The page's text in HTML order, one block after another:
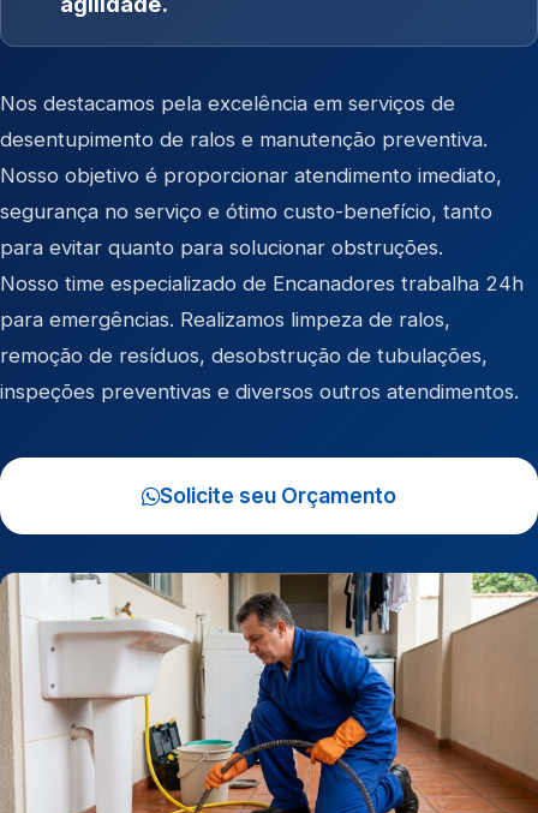
Nos destacamos pela excelência em serviços de
desentupimento de ralos e manutenção preventiva.
Nosso objetivo é proporcionar atendimento imediato,
segurança no serviço e ótimo custo-benefício, tanto
para evitar quanto para solucionar obstruções.
Nosso time especializado de Encanadores trabalha 24h
para emergências. Realizamos limpeza de ralos,
remoção de resíduos, desobstrução de tubulações,
inspeções preventivas e diversos outros atendimentos.
Solicite seu Orçamento